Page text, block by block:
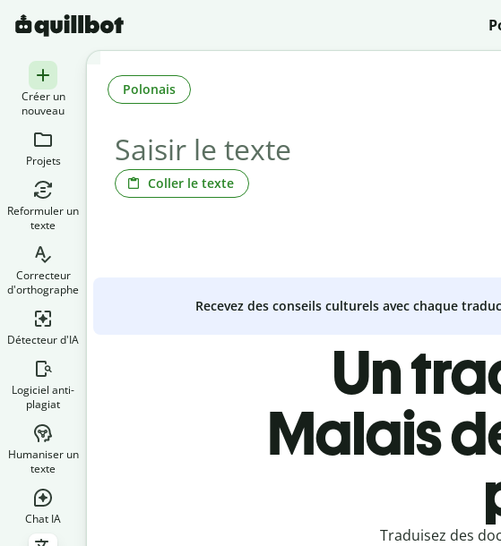
Créer un
nouveau
Projets
Reformuler un
texte
Correcteur
d'orthographe
Détecteur d'IA
Logiciel anti-
plagiat
Humaniser un
texte
Chat IA
Coller le texte
Polonais
Recevez des conseils culturels avec chaque
Un
Malais
Traduisez des